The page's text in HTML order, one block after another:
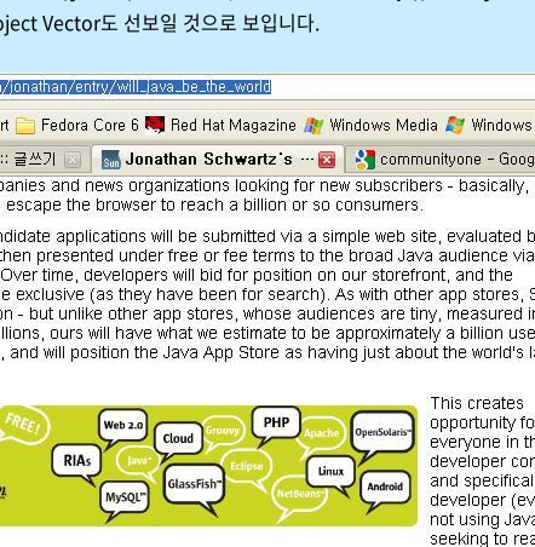
Vector도 선보일 것으로 보입니다.